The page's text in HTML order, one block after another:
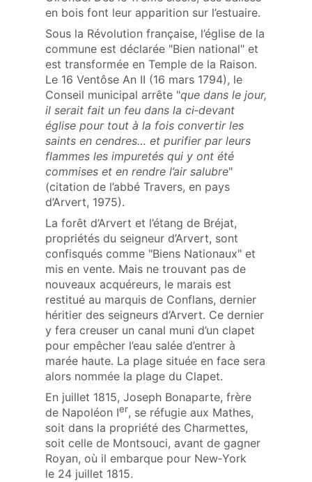
en bois font leur apparition sur l’estuaire.
Sous la Révolution française, l’église de la
commune est déclarée "Bien national" et
est transformée en Temple de la Raison.
Le 16 Ventôse An II (16 mars 1794), le
Conseil municipal arrête "que dans le jour,
il serait fait un feu dans la ci‑devant
église pour tout à la fois convertir les
saints en cendres… et purifier par leurs
flammes les impuretés qui y ont été
commises et en rendre l’air salubre"
(citation de l’abbé Travers, en pays
d’Arvert, 1975).
La forêt d’Arvert et l’étang de Bréjat,
propriétés du seigneur d’Arvert, sont
confisqués comme "Biens Nationaux" et
mis en vente. Mais ne trouvant pas de
nouveaux acquéreurs, le marais est
restitué au marquis de Conflans, dernier
héritier des seigneurs d’Arvert. Ce dernier
y fera creuser un canal muni d’un clapet
pour empêcher l’eau salée d’entrer à
marée haute. La plage située en face sera
alors nommée la plage du Clapet.
En juillet 1815, Joseph Bonaparte, frère
de Napoléon Ier, se réfugie aux Mathes,
soit dans la propriété des Charmettes,
soit celle de Montsouci, avant de gagner
Royan, où il embarque pour New‑York
le 24 juillet 1815.